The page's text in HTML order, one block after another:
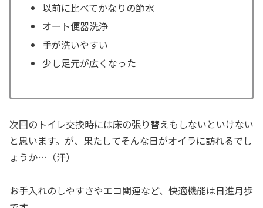
以前に比べてかなりの節水
オート便器洗浄
手が洗いやすい
少し足元が広くなった
次回のトイレ交換時には床の張り替えもしないといけない
と思います。が、果たしてそんな日がオイラに訪れるでし
ょうか…（汗）
お手入れのしやすさやエコ関連など、快適機能は日進月歩